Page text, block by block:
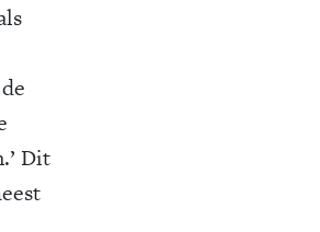
Dit